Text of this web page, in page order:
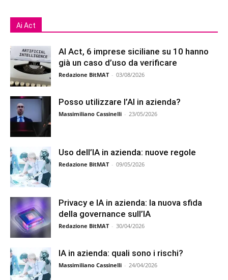
Ai Act
AI Act, 6 imprese siciliane su 10 hanno
già un caso d’uso da verificare
Redazione BitMAT - 03/08/2026
Posso utilizzare l’AI in azienda?
Massimiliano Cassinelli - 23/05/2026
Uso dell’IA in azienda: nuove regole
Redazione BitMAT - 09/05/2026
Privacy e IA in azienda: la nuova sfida
della governance sull’IA
Redazione BitMAT - 30/04/2026
IA in azienda: quali sono i rischi?
Massimiliano Cassinelli - 24/04/2026